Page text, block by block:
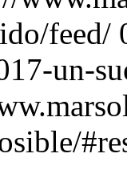
feed/
un-